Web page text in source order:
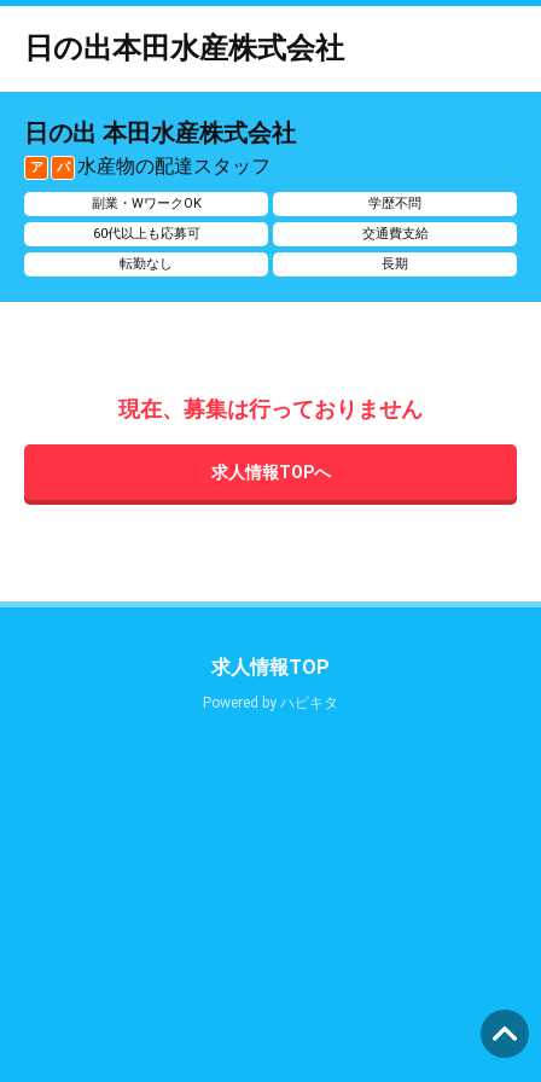
日の出本田水産株式会社
日の出 本田水産株式会社
ア パ 水産物の配達スタッフ
副業・WワークOK
学歴不問
60代以上も応募可
交通費支給
転勤なし
長期
現在、募集は行っておりません
求人情報TOPへ
求人情報TOP
Powered by ハピキタ